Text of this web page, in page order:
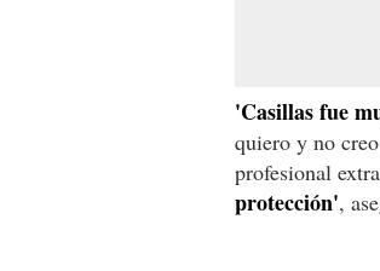
'Casillas fue
quiero y no
profesional
protección',